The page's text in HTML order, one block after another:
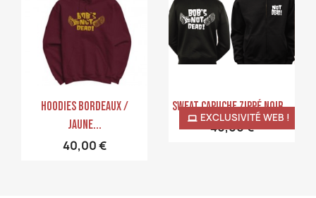
Aperçu rapide
Hoodies Bordeaux /
Jaune...
40,00 €
 Aperçu rapide
Sweat Capuche Zippé Noir...
40,00 €
EXCLUSIVITÉ WEB !